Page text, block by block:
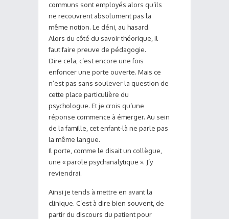
communs sont employés alors qu’ils
ne recouvrent absolument pas la
même notion. Le déni, au hasard.
Alors du côté du savoir théorique, il
faut faire preuve de pédagogie.
Dire cela, c’est encore une fois
enfoncer une porte ouverte. Mais ce
n’est pas sans soulever la question de
cette place particulière du
psychologue. Et je crois qu’une
réponse commence à émerger. Au sein
de la famille, cet enfant-là ne parle pas
la même langue.
Il porte, comme le disait un collègue,
une « parole psychanalytique ». J’y
reviendrai.
Ainsi je tends à mettre en avant la
clinique. C’est à dire bien souvent, de
partir du discours du patient pour